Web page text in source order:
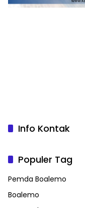
Info Kontak
Populer Tag
Pemda Boalemo
Boalemo